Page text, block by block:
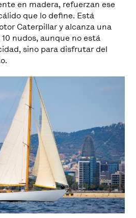
en madera, refuerzan ese
que lo define. Está
Caterpillar y alcanza una
nudos, aunque no está
sino para disfrutar del